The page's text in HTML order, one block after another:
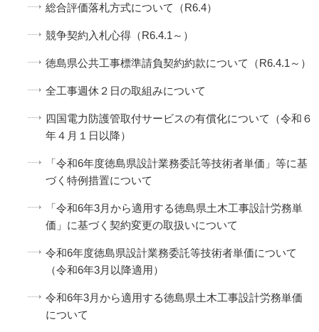
総合評価落札方式について（R6.4）
競争契約入札心得（R6.4.1～）
徳島県公共工事標準請負契約約款について（R6.4.1～）
全工事週休２日の取組みについて
四国電力防護管取付サービスの有償化について（令和６
年４月１日以降）
「令和6年度徳島県設計業務委託等技術者単価」等に基
づく特例措置について
「令和6年3月から適用する徳島県土木工事設計労務単
価」に基づく契約変更の取扱いについて
令和6年度徳島県設計業務委託等技術者単価について
（令和6年3月以降適用）
令和6年3月から適用する徳島県土木工事設計労務単価
について